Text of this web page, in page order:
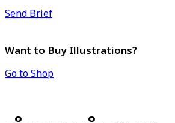
Send Brief
Want to Buy Illustrations?
Go to Shop